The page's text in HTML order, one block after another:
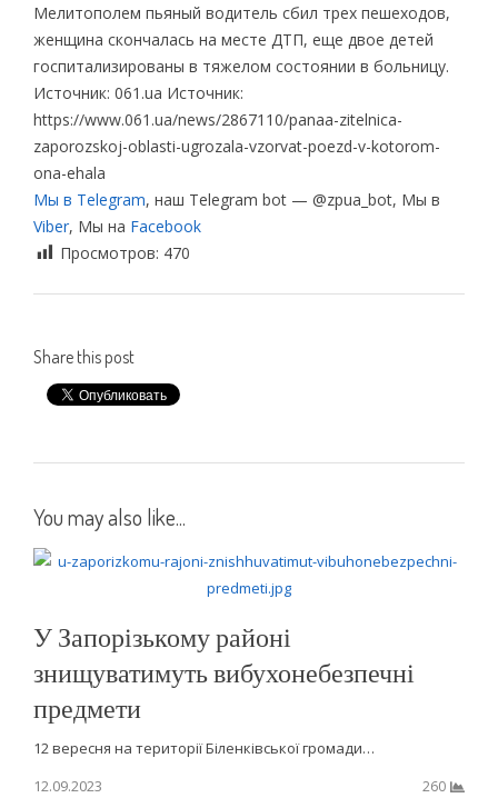
Мелитополем пьяный водитель сбил трех пешеходов,
женщина скончалась на месте ДТП, еще двое детей
госпитализированы в тяжелом состоянии в больницу.
Источник: 061.ua Источник:
https://www.061.ua/news/2867110/panaa-zitelnica-
zaporozskoj-oblasti-ugrozala-vzorvat-poezd-v-kotorom-
ona-ehala
Мы в Telegram, наш Telegram bot — @zpua_bot, Мы в
Viber, Мы на Facebook
Просмотров: 470
Share this post
You may also like...
У Запорізькому районі
знищуватимуть вибухонебезпечні
предмети
12 вересня на території Біленківської громади…
12.09.2023
260